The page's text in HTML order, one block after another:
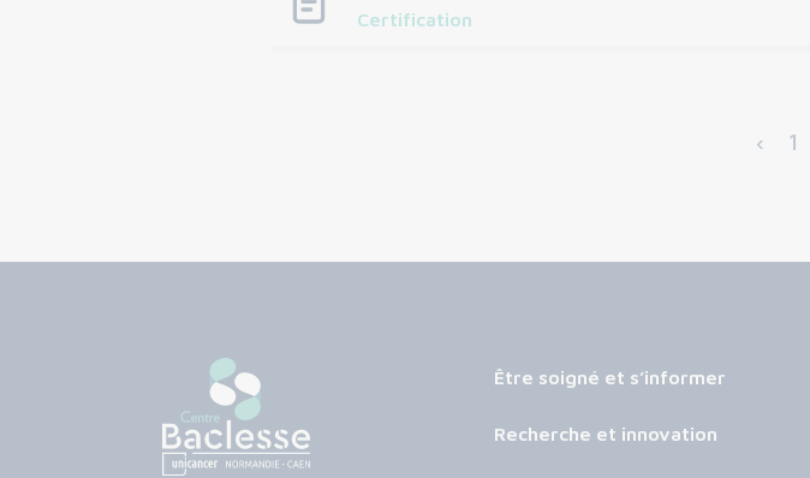
Certification
‹ 1
Être soigné et s’informer
Recherche et innovation